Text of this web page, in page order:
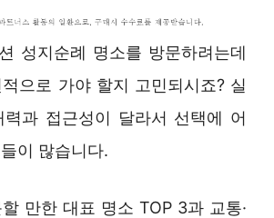
성지순례 명소를 방문하려는데
으로 가야 할지 고민되시죠? 실
과 접근성이 달라서 선택에 어
이 많습니다.
만한 대표 명소 TOP 3과 교통·